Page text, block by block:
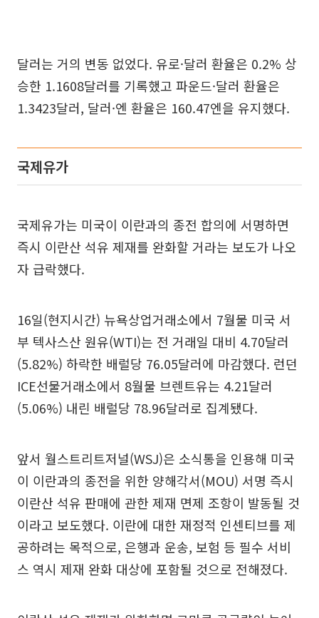
달러는 거의 변동 없었다. 유로·달러 환율은 0.2% 상
승한 1.1608달러를 기록했고 파운드·달러 환율은
1.3423달러, 달러·엔 환율은 160.47엔을 유지했다.
국제유가
국제유가는 미국이 이란과의 종전 합의에 서명하면
즉시 이란산 석유 제재를 완화할 거라는 보도가 나오
자 급락했다.
16일(현지시간) 뉴욕상업거래소에서 7월물 미국 서
부 텍사스산 원유(WTI)는 전 거래일 대비 4.70달러
(5.82%) 하락한 배럴당 76.05달러에 마감했다. 런던
ICE선물거래소에서 8월물 브렌트유는 4.21달러
(5.06%) 내린 배럴당 78.96달러로 집계됐다.
앞서 월스트리트저널(WSJ)은 소식통을 인용해 미국
이 이란과의 종전을 위한 양해각서(MOU) 서명 즉시
이란산 석유 판매에 관한 제재 면제 조항이 발동될 것
이라고 보도했다. 이란에 대한 재정적 인센티브를 제
공하려는 목적으로, 은행과 운송, 보험 등 필수 서비
스 역시 제재 완화 대상에 포함될 것으로 전해졌다.